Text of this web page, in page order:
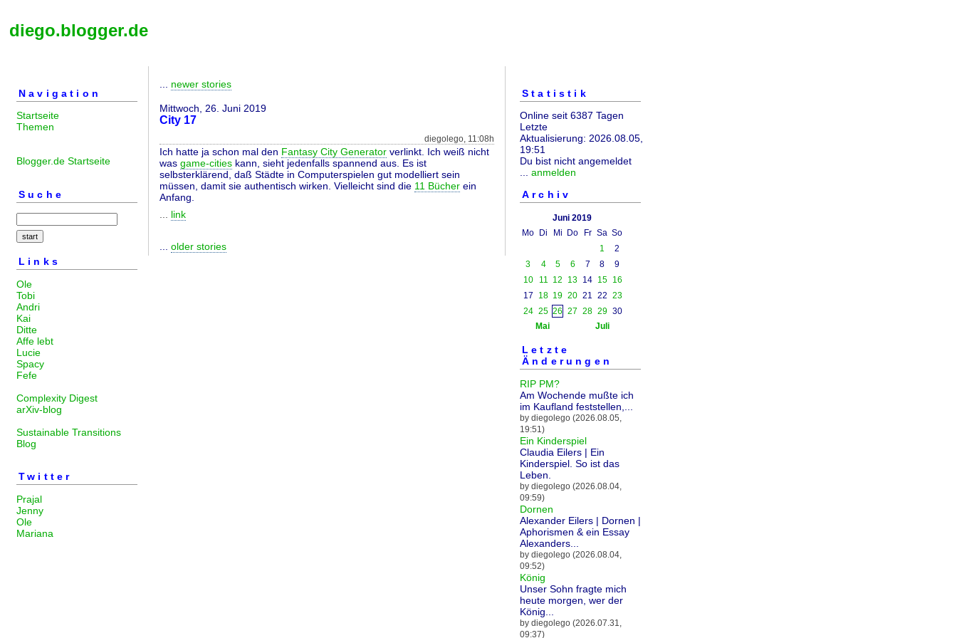
diego.blogger.de
Navigation
Startseite
Themen
Blogger.de Startseite
Suche
Links
Ole
Tobi
Andri
Kai
Ditte
Affe lebt
Lucie
Spacy
Fefe
Complexity Digest
arXiv-blog
Sustainable Transitions
Blog
Twitter
Prajal
Jenny
Ole
Mariana
newer stories
Mittwoch, 26. Juni 2019
City 17
diegolego, 11:08h
Ich hatte ja schon mal den Fantasy City Generator verlinkt. Ich weiß nicht
was game-cities kann, sieht jedenfalls spannend aus. Es ist
selbsterklärend, daß Städte in Computerspielen gut modelliert sein
müssen, damit sie authentisch wirken. Vielleicht sind die 11 Bücher ein
Anfang.
link
older stories
Statistik
Online seit 6387 Tagen
Letzte
Aktualisierung: 2026.08.05,
19:51
Du bist nicht angemeldet
... anmelden
Archiv
Juni 2019
Mo
Di Mi Do Fr Sa So
1
2
3
4 5 6 7 8
9
10
11 12 13 14 15
16
17
18 19 20 21 22 23
24 25 26 27 28 29 30
Mai
Juli
Letzte
Änderungen
RIP PM?
Am Wochende mußte ich
im Kaufland feststellen,...
by diegolego (2026.08.05,
19:51)
Ein Kinderspiel
Claudia Eilers | Ein
Kinderspiel. So ist das
Leben.
by diegolego (2026.08.04,
09:59)
Dornen
Alexander Eilers | Dornen |
Aphorismen & ein Essay
Alexanders...
by diegolego (2026.08.04,
09:52)
König
Unser Sohn fragte mich
heute morgen, wer der
König...
by diegolego (2026.07.31,
09:37)